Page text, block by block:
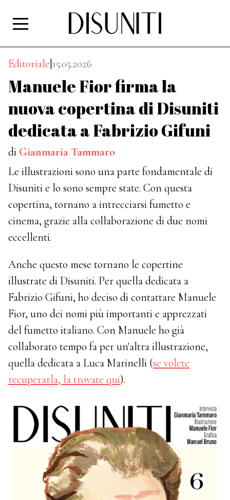
Editoriale 15.05.2026
Manuele Fior firma la
nuova copertina di Disuniti
dedicata a Fabrizio Gifuni
di Gianmaria Tammaro
Le illustrazioni sono una parte fondamentale di
Disuniti e lo sono sempre state. Con questa
copertina, tornano a intrecciarsi fumetto e
cinema, grazie alla collaborazione di due nomi
eccellenti.
Anche questo mese tornano le copertine
illustrate di Disuniti. Per quella dedicata a
Fabrizio Gifuni, ho deciso di contattare Manuele
Fior, uno dei nomi più importanti e apprezzati
del fumetto italiano. Con Manuele ho già
collaborato tempo fa per un'altra illustrazione,
quella dedicata a Luca Marinelli (se volete
recuperarla, la trovate qui).